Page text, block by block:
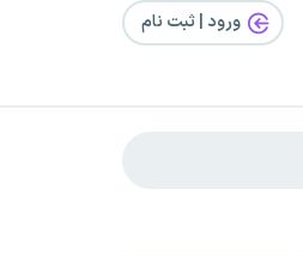
ورود | ثبت‌ نام